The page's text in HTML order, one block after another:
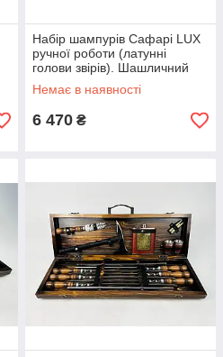
Набір шампурів Сафарі LUX
ручної роботи (латунні
голови звірів). Шашличний
набір шампурів у
дерев'яному кейсі.
Немає в наявності
6 470 ₴